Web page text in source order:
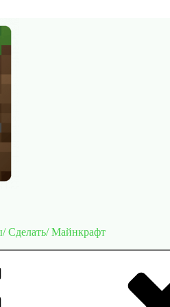
Сделать/ Майнкрафт